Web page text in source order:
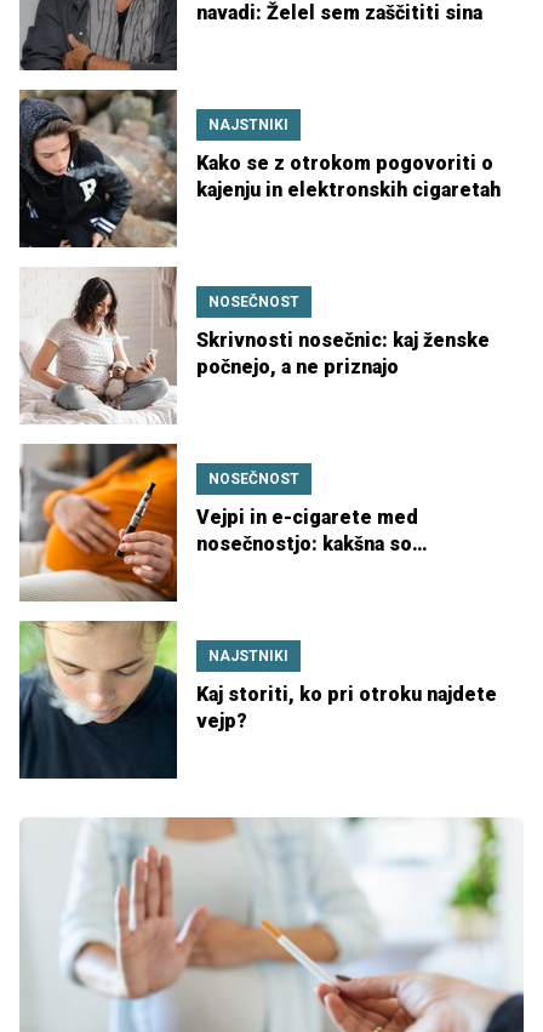
navadi: Želel sem zaščititi sina
NAJSTNIKI
Kako se z otrokom pogovoriti o
kajenju in elektronskih cigaretah
NOSEČNOST
Skrivnosti nosečnic: kaj ženske
počnejo, a ne priznajo
NOSEČNOST
Vejpi in e-cigarete med
nosečnostjo: kakšna so
NAJSTNIKI
Kaj storiti, ko pri otroku najdete
vejp?